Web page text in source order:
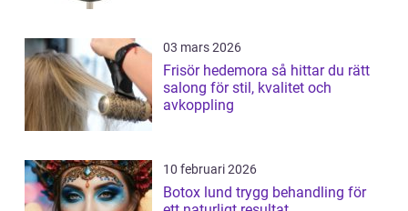
03 mars 2026
Frisör hedemora så hittar du rätt
salong för stil, kvalitet och
avkoppling
10 februari 2026
Botox lund trygg behandling för